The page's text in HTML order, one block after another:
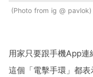
Photo from ig @ pavlok
用家只要跟手機App連
這個「電擊手環」都